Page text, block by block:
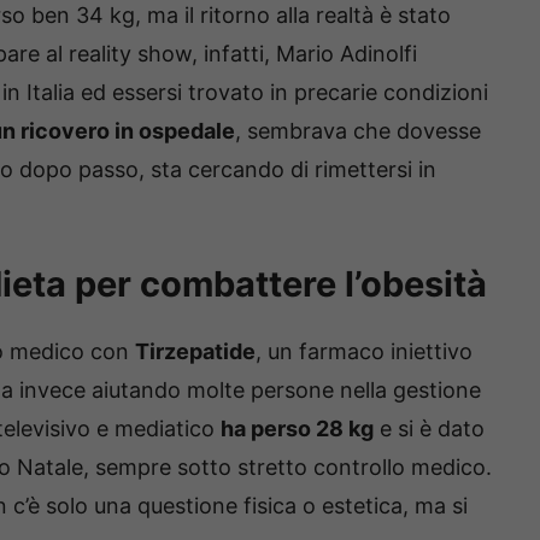
ben 34 kg, ma il ritorno alla realtà è stato
al reality show, infatti, Mario Adinolfi
Italia ed essersi trovato in precarie condizioni
ricovero in ospedale, sembrava che dovesse
dopo passo, sta cercando di rimettersi in
per combattere l’obesità
medico con Tirzepatide, un farmaco iniettivo
invece aiutando molte persone nella gestione
e mediatico ha perso 28 kg e si è dato
Natale, sempre sotto stretto controllo medico.
solo una questione fisica o estetica, ma si